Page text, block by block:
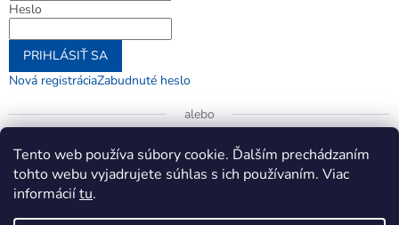
Tento web používa súbory cookie. Ďalším prechádzaním
tohto webu vyjadrujete súhlas s ich používaním. Viac
informáciítu.
Heslo
PRIHLÁSIŤ SA
Nová registráciaZabudnuté heslo
alebo
Prihlásiť sa cez Google